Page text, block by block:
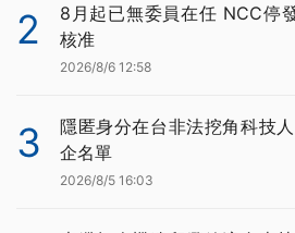
2
8月起已無委員在任 NCC停
核准
2026/8/6 12:58
3
隱匿身分在台非法挖角科技
企名單
2026/8/5 16:03